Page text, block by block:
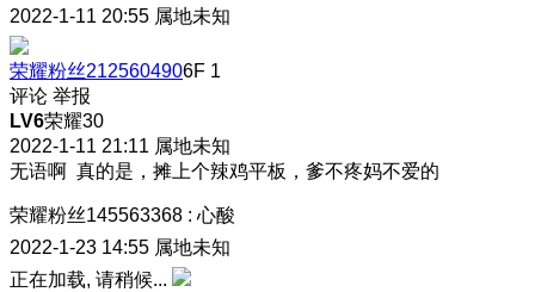
2022-1-11 20:55 属地未知
荣耀粉丝2125604906F 1
评论 举报
LV6荣耀30
2022-1-11 21:11 属地未知
无语啊 真的是，摊上个辣鸡平板，爹不疼妈不爱的
荣耀粉丝145563368 : 心酸
2022-1-23 14:55 属地未知
正在加载, 请稍候...